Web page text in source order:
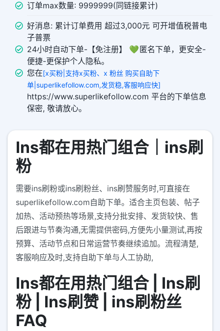
订单max数量: 9999999(同链接累计)
好消息: 累计订单费用 超过3,000元 可开增值税普电
子普票
24小时自动下单-【免注册】 💚 匿名下单，更安全-
便捷-更保护个人隐私。
您在[x买粉|支持x买粉、x 粉丝 购买自助下
单|superlikefollow.com,发货稳,客服响应快]
https://www.superlikefollow.com 平台的下单信息
保密, 敬请放心。
Ins都在用热门组合｜ins刷
粉
需要ins刷粉或ins刷粉丝、ins刷赞服务时,可直接在
superlikefollow.com自助下单。适合主页包装、帖子
加热、活动预热等场景,支持分批安排、发货较快、售
后跟进与节奏沟通,无需提供密码,方便先小量测试,再按
预算、活动节点和日常运营节奏继续追加。流程清楚,
客服响应及时,支持自助下单与人工协助,
Ins都在用热门组合 | Ins刷
粉 | Ins刷赞 | ins刷粉丝
FAQ